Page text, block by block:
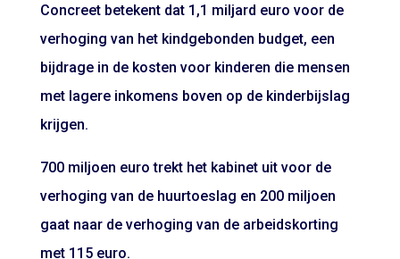
Concreet betekent dat 1,1 miljard euro voor de
verhoging van het kindgebonden budget, een
bijdrage in de kosten voor kinderen die mensen
met lagere inkomens boven op de kinderbijslag
krijgen.
700 miljoen euro trekt het kabinet uit voor de
verhoging van de huurtoeslag en 200 miljoen
gaat naar de verhoging van de arbeidskorting
met 115 euro.